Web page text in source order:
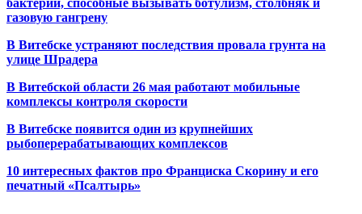
газовую гангрену
В Витебске устраняют последствия провала грунта на
улице Шрадера
В Витебской области 26 мая работают мобильные
комплексы контроля скорости
В Витебске появится один из крупнейших
рыбоперерабатывающих комплексов
10 интересных фактов про Франциска Скорину и его
печатный «Псалтырь»